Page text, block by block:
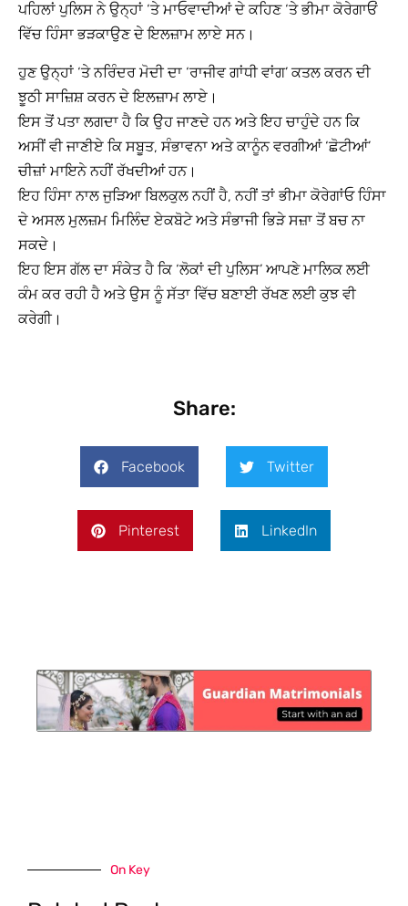
ਪਹਿਲਾਂ ਪੁਲਿਸ ਨੇ ਉਨ੍ਹਾਂ ‘ਤੇ ਮਾਓਵਾਦੀਆਂ ਦੇ ਕਹਿਣ ‘ਤੇ ਭੀਮਾ ਕੋਰੇਗਾਓਂ
ਵਿੱਚ ਹਿੰਸਾ ਭੜਕਾਉਣ ਦੇ ਇਲਜ਼ਾਮ ਲਾਏ ਸਨ।
ਹੁਣ ਉਨ੍ਹਾਂ ‘ਤੇ ਨਰਿੰਦਰ ਮੋਦੀ ਦਾ ‘ਰਾਜੀਵ ਗਾਂਧੀ ਵਾਂਗ’ ਕਤਲ ਕਰਨ ਦੀ
ਝੂਠੀ ਸਾਜ਼ਿਸ਼ ਕਰਨ ਦੇ ਇਲਜ਼ਾਮ ਲਾਏ।
ਇਸ ਤੋਂ ਪਤਾ ਲਗਦਾ ਹੈ ਕਿ ਉਹ ਜਾਣਦੇ ਹਨ ਅਤੇ ਇਹ ਚਾਹੁੰਦੇ ਹਨ ਕਿ
ਅਸੀਂ ਵੀ ਜਾਣੀਏ ਕਿ ਸਬੂਤ, ਸੰਭਾਵਨਾ ਅਤੇ ਕਾਨੂੰਨ ਵਰਗੀਆਂ ‘ਛੋਟੀਆਂ’
ਚੀਜ਼ਾਂ ਮਾਇਨੇ ਨਹੀਂ ਰੱਖਦੀਆਂ ਹਨ।
ਇਹ ਹਿੰਸਾ ਨਾਲ ਜੁੜਿਆ ਬਿਲਕੁਲ ਨਹੀਂ ਹੈ, ਨਹੀਂ ਤਾਂ ਭੀਮਾ ਕੋਰੇਗਾਂਓ ਹਿੰਸਾ
ਦੇ ਅਸਲ ਮੁਲਜ਼ਮ ਮਿਲਿੰਦ ਏਕਬੋਟੇ ਅਤੇ ਸੰਭਾਜੀ ਭਿੜੇ ਸਜ਼ਾ ਤੋਂ ਬਚ ਨਾ
ਸਕਦੇ।
ਇਹ ਇਸ ਗੱਲ ਦਾ ਸੰਕੇਤ ਹੈ ਕਿ ‘ਲੋਕਾਂ ਦੀ ਪੁਲਿਸ’ ਆਪਣੇ ਮਾਲਿਕ ਲਈ
ਕੰਮ ਕਰ ਰਹੀ ਹੈ ਅਤੇ ਉਸ ਨੂੰ ਸੱਤਾ ਵਿੱਚ ਬਣਾਈ ਰੱਖਣ ਲਈ ਕੁਝ ਵੀ
ਕਰੇਗੀ।
Share:
Facebook Twitter
Pinterest LinkedIn
On Key